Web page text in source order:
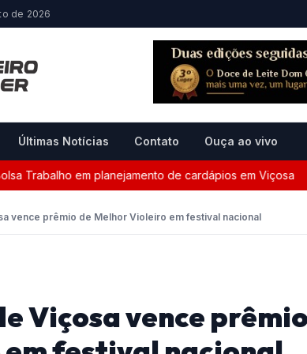
de 2026
Últimas Notícias Contato Ouça ao vivo
em planejamento de cardápios em Viçosa
vence prêmio de Melhor Violeiro em festival nacional
Viçosa vence